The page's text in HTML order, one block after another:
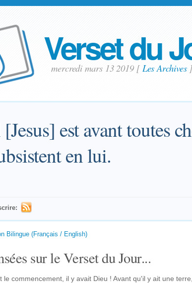
Verset du
mercredi mars 13 2019 [ Les Archives]
est avant toutes
en lui.
Bilingue (Français / English)
sur le Verset du Jour...
le commencement, il y avait Dieu ! Avant qu'il y ait une